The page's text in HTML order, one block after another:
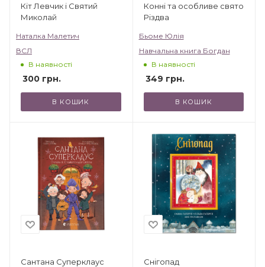
Кіт Левчик і Святий
Миколай
Наталка Малетич
ВСЛ
В наявності
300 грн.
В КОШИК
Конні та особливе свято
Різдва
Бьоме Юлія
Навчальна книга Богдан
В наявності
349 грн.
В КОШИК
Сантана Суперклаус Снігопад